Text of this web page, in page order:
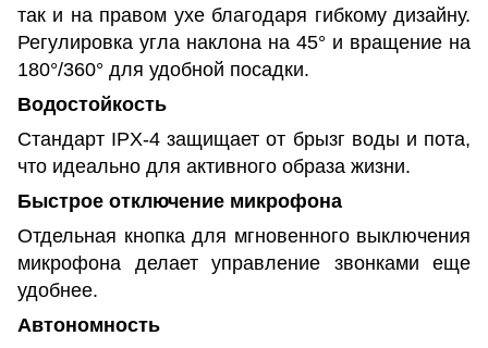
так и на правом ухе благодаря гибкому дизайну.
Регулировка угла наклона на 45° и вращение на
180°/360° для удобной посадки.
Водостойкость
Стандарт IPX-4 защищает от брызг воды и пота,
что идеально для активного образа жизни.
Быстрое отключение микрофона
Отдельная кнопка для мгновенного выключения
микрофона делает управление звонками еще
удобнее.
Автономность